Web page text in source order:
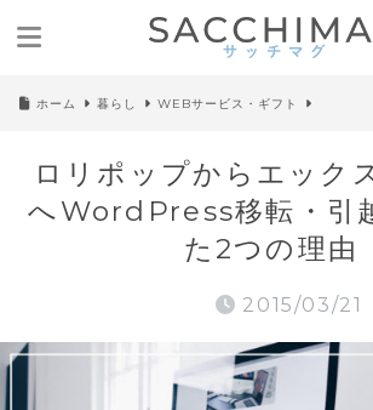
ホーム 暮らし WEBサービス・ギフト
ロリポップからエック
へWordPress移転・引
た2つの理由
2015/03/21